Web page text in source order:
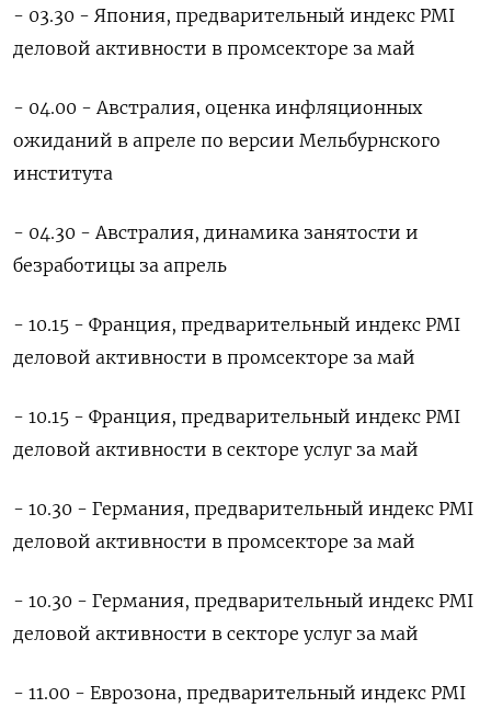
- 03.30 - Япония, предварительный индекс PMI
деловой активности в промсекторе за май
- 04.00 - Австралия, оценка инфляционных
ожиданий в апреле по версии Мельбурнского
института
- 04.30 - Австралия, динамика занятости и
безработицы ​за апрель
- 10.15 - Франция, предварительный индекс PMI
деловой активности в промсекторе за май
- 10.15 - Франция, предварительный индекс PMI
деловой активности в секторе услуг за май
- 10.30 - Германия, предварительный индекс PMI
деловой активности в промсекторе за май
- 10.30 - Германия, предварительный индекс PMI
деловой активности в секторе услуг за май
- 11.00 - Еврозона, предварительный индекс PMI